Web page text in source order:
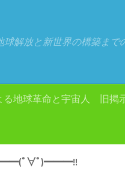
球解放と新世界の構築まで
る地球革命と宇宙人 旧掲
ﾀ━━━(ﾟ∀ﾟ)━━━!!